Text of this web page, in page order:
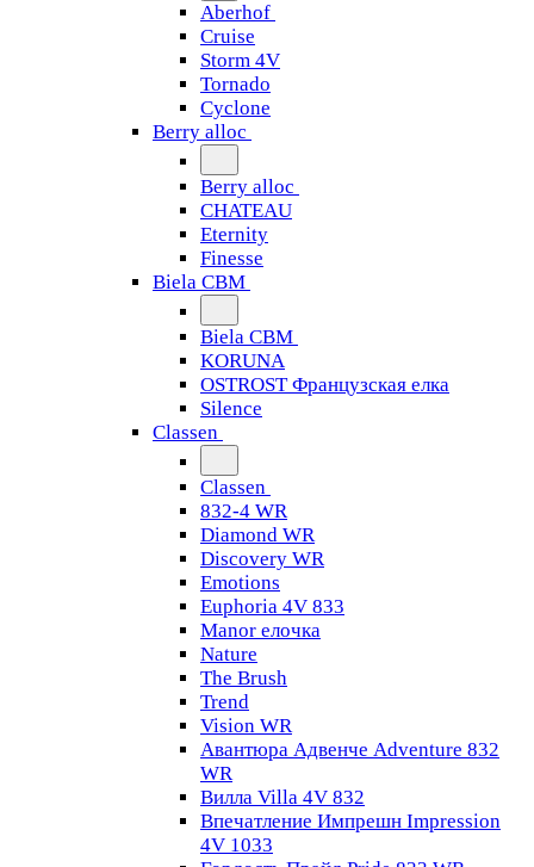
Aberhof
Cruise
Storm 4V
Tornado
Сyclone
Berry alloc
Berry alloc
CHATEAU
Eternity
Finesse
Biela CBM
Biela CBM
KORUNA
OSTROST Французская елка
Silence
Classen
Classen
832-4 WR
Diamond WR
Discovery WR
Emotions
Euphoria 4V 833
Manor елочка
Nature
The Brush
Trend
Vision WR
Авантюра Адвенче Adventure 832
WR
Вилла Villa 4V 832
Впечатление Импрешн Impression
4V 1033